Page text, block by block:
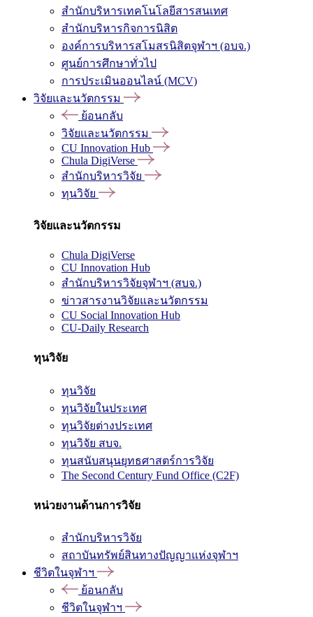
สำนักบริหารเทคโนโลยีสารสนเทศ
สำนักบริหารกิจการนิสิต
องค์การบริหารสโมสรนิสิตจุฬาฯ (อบจ.)
ศูนย์การศึกษาทั่วไป
การประเมินออนไลน์ (MCV)
วิจัยและนวัตกรรม
ย้อนกลับ
วิจัยและนวัตกรรม
CU Innovation Hub
Chula DigiVerse
สำนักบริหารวิจัย
ทุนวิจัย
วิจัยและนวัตกรรม
Chula DigiVerse
CU Innovation Hub
สำนักบริหารวิจัยจุฬาฯ (สบจ.)
ข่าวสารงานวิจัยและนวัตกรรม
CU Social Innovation Hub
CU-Daily Research
ทุนวิจัย
ทุนวิจัย
ทุนวิจัยในประเทศ
ทุนวิจัยต่างประเทศ
ทุนวิจัย สบจ.
ทุนสนับสนุนยุทธศาสตร์การวิจัย
The Second Century Fund Office (C2F)
หน่วยงานด้านการวิจัย
สำนักบริหารวิจัย
สถาบันทรัพย์สินทางปัญญาแห่งจุฬาฯ
ชีวิตในจุฬาฯ
ย้อนกลับ
ชีวิตในจุฬาฯ